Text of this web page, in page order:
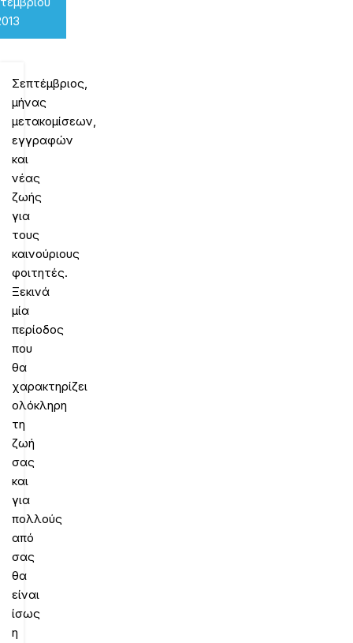
Σεπτέμβριος,
μήνας
μετακομίσεων,
εγγραφών
και
νέας
ζωής
για
τους
καινούριους
φοιτητές.
Ξεκινά
μία
περίοδος
που
θα
χαρακτηρίζει
ολόκληρη
τη
ζωή
σας
και
για
πολλούς
από
σας
θα
είναι
ίσως
η